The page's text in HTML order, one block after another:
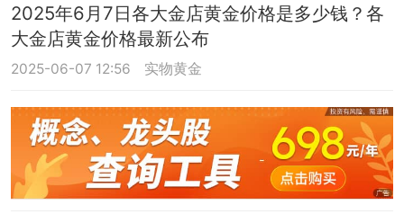
2025年6月7日各大金店黄金价格是多少钱？各
大金店黄金价格最新公布
2025-06-07 12:56 实物黄金